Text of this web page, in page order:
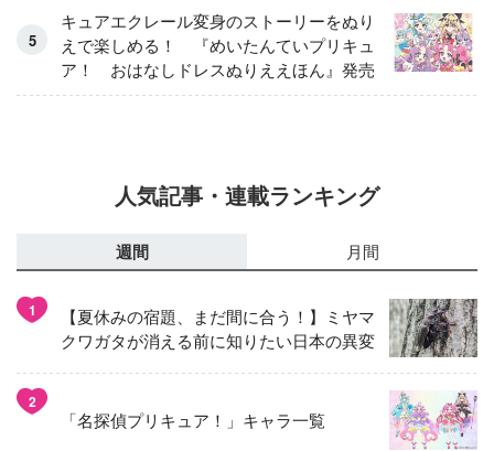
キュアエクレール変身のストーリーをぬり
えで楽しめる！ 『めいたんていプリキュ
ア！ おはなしドレスぬりええほん』発売
人気記事・連載ランキング
週間 月間
1
【夏休みの宿題、まだ間に合う！】ミヤマ
クワガタが消える前に知りたい日本の異変
2
「名探偵プリキュア！」キャラ一覧